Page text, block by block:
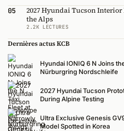
05
2027 Hyundai Tucson
the Alps
2.2K LECTURES
Dernières actus KCB
Hyundai IONIQ 6 N Joins
Nürburgring Nordschleife
2027 Hyundai Tucson
During Alpine Testing
Ultra Exclusive Genesis
Model Spotted in Korea